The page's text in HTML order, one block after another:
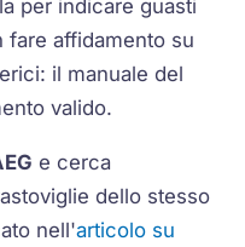
per indicare guasti
fare affidamento su
il manuale del
valido.
e cerca
dello stesso
nell'articolo su